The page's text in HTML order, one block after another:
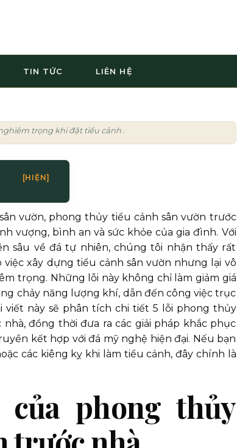
TIN TỨC LIÊN HỆ
trọng khi đặt tiểu cảnh sân vườn trước nhà
[HIỆN]
vườn, phong thủy tiểu cảnh sân vườn trước
vượng, bình an và sức khỏe của gia đình. Với
sâu về đá tự nhiên, chúng tôi nhận thấy rất
xây dựng tiểu cảnh sân vườn nhưng lại vô
trọng. Những lỗi này không chỉ làm giảm giá
chảy năng lượng khí, dẫn đến công việc trục
viết này sẽ phân tích chi tiết 5 lỗi phong thủy
đồng thời đưa ra các giải pháp khắc phục
kết hợp với đá mỹ nghệ hiện đại. Nếu bạn
các kiêng kỵ khi làm tiểu cảnh, đây chính là
phong thủy